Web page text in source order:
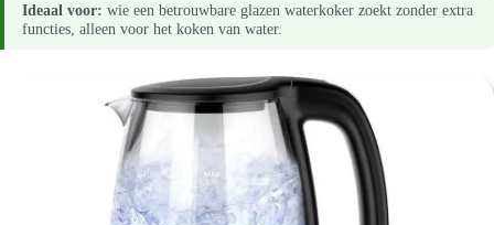
Ideaal voor: wie een betrouwbare glazen waterkoker zoekt zonder extra
functies, alleen voor het koken van water.